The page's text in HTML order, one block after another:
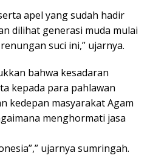
apel yang sudah hadir
dilihat generasi muda mulai
suci ini,” ujarnya.
bahwa kesadaran
kepada para pahlawan
kedepan masyarakat Agam
menghormati jasa
ujarnya sumringah.